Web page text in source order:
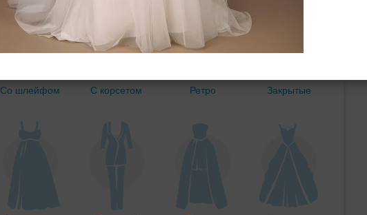
Со шлейфом С корсетом Ретро Закрытые